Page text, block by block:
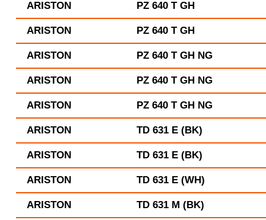
ARISTON PZ 640 T GH
ARISTON PZ 640 T GH
ARISTON PZ 640 T GH NG
ARISTON PZ 640 T GH NG
ARISTON PZ 640 T GH NG
ARISTON TD 631 E (BK)
ARISTON TD 631 E (BK)
ARISTON TD 631 E (WH)
ARISTON TD 631 M (BK)